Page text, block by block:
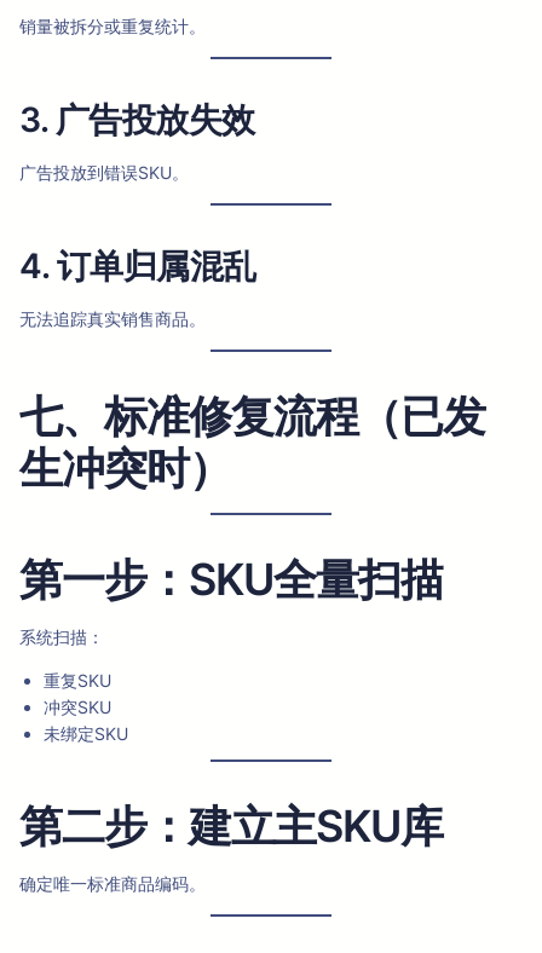
销量被拆分或重复统计。
3. 广告投放失效
广告投放到错误SKU。
4. 订单归属混乱
无法追踪真实销售商品。
七、标准修复流程（已发
生冲突时）
第一步：SKU全量扫描
系统扫描：
重复SKU
冲突SKU
未绑定SKU
第二步：建立主SKU库
确定唯一标准商品编码。